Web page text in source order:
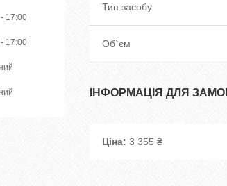
Тип засобу
Об`єм
ІНФОРМАЦІЯ ДЛЯ
Ціна: 3 355 ₴
17:00
17:00